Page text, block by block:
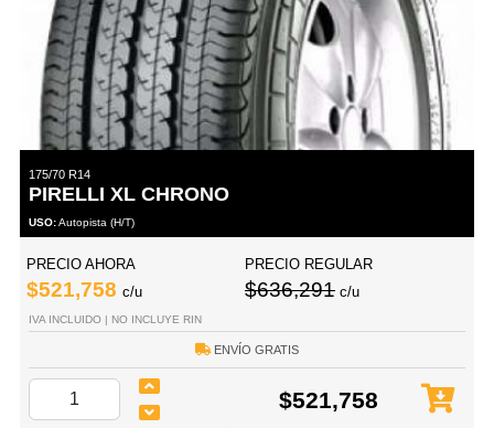
175/70 R14
PIRELLI XL CHRONO
USO:Autopista (H/T)
PRECIO AHORA
$521,758 c/u
PRECIO REGULAR
$636,291 c/u
IVA INCLUIDO | NO INCLUYE RIN
ENVÍO GRATIS
$521,758